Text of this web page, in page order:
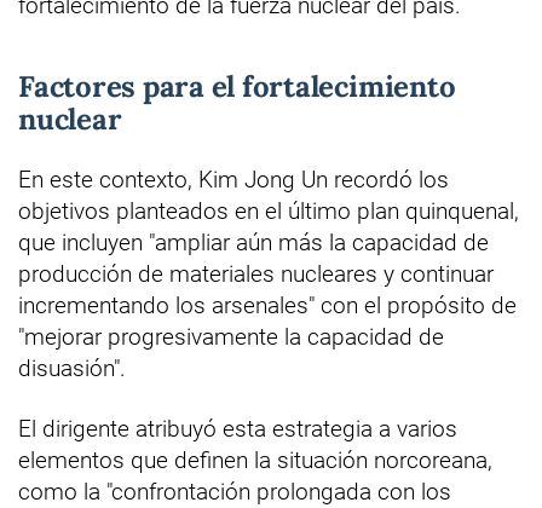
fortalecimiento de la fuerza nuclear del país.
Factores para el fortalecimiento
nuclear
En este contexto, Kim Jong Un recordó los
objetivos planteados en el último plan quinquenal,
que incluyen "ampliar aún más la capacidad de
producción de materiales nucleares y continuar
incrementando los arsenales" con el propósito de
"mejorar progresivamente la capacidad de
disuasión".
El dirigente atribuyó esta estrategia a varios
elementos que definen la situación norcoreana,
como la "confrontación prolongada con los